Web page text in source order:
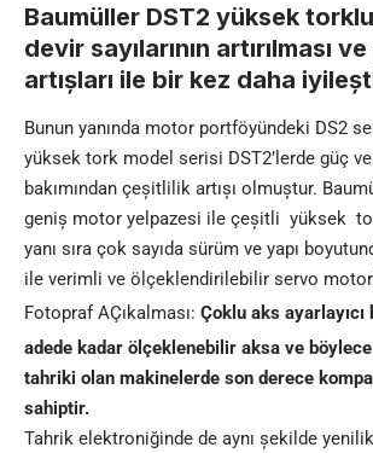
Baumüller DST2 yüksek
devir sayılarının artırılması
artıșları ile bir kez daha
Bunun yanında motor portföyündeki DS2
yüksek tork model serisi DST2’lerde güç ve
bakımından çeșitlilik artıșı olmuștur.
geniș motor yelpazesi ile çeșitli yüksek
yanı sıra çok sayıda sürüm ve yapı
ile verimli ve ölçeklendirilebilir servo
Fotopraf AÇıkalması: Çoklu aks
adede kadar ölçeklenebilir aksa ve
tahriki olan makinelerde son derece
sahiptir.
Tahrik elektroniğinde de aynı șekilde